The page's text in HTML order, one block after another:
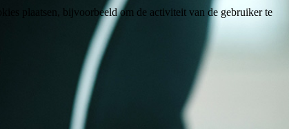
plaatsen, bijvoorbeeld om de activiteit van de gebruiker te